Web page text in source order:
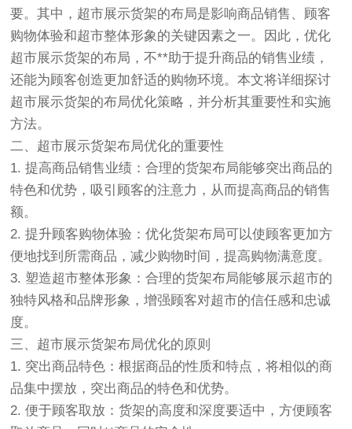
要。其中，超市展示货架的布局是影响商品销售、顾客
购物体验和超市整体形象的关键因素之一。因此，优化
超市展示货架的布局，不**助于提升商品的销售业绩，
还能为顾客创造更加舒适的购物环境。本文将详细探讨
超市展示货架的布局优化策略，并分析其重要性和实施
方法。
二、超市展示货架布局优化的重要性
1. 提高商品销售业绩：合理的货架布局能够突出商品的
特色和优势，吸引顾客的注意力，从而提高商品的销售
额。
2. 提升顾客购物体验：优化货架布局可以使顾客更加方
便地找到所需商品，减少购物时间，提高购物满意度。
3. 塑造超市整体形象：合理的货架布局能够展示超市的
独特风格和品牌形象，增强顾客对超市的信任感和忠诚
度。
三、超市展示货架布局优化的原则
1. 突出商品特色：根据商品的性质和特点，将相似的商
品集中摆放，突出商品的特色和优势。
2. 便于顾客取放：货架的高度和深度要适中，方便顾客